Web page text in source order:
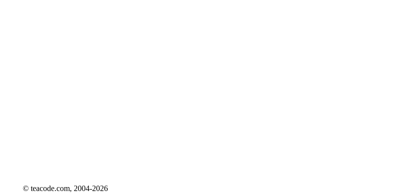
© teacode.com, 2004-2026